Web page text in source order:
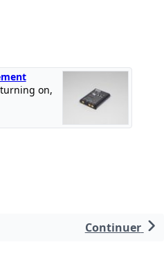
on,
Continuer